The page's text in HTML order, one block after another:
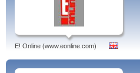
E! Online (www.eonline.com)